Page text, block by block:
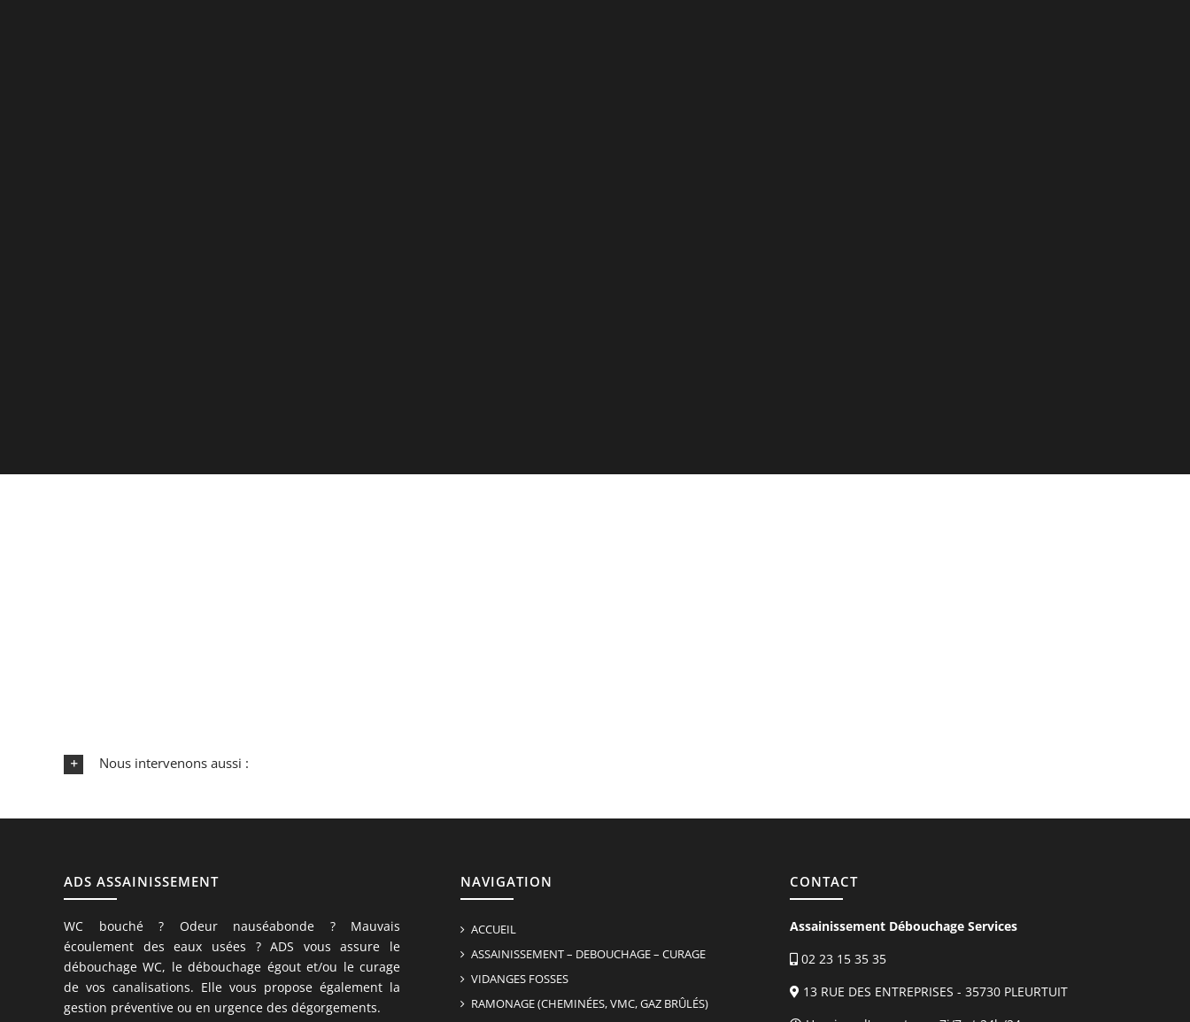
Nous intervenons aussi :
ADS ASSAINISSEMENT
WC bouché ? Odeur nauséabonde ? Mauvais
écoulement des eaux usées ? ADS vous assure le
débouchage WC, le débouchage égout et/ou le curage
de vos canalisations. Elle vous propose également la
gestion préventive ou en urgence des dégorgements.
NAVIGATION
ACCUEIL
ASSAINISSEMENT – DEBOUCHAGE – CURAGE
VIDANGES FOSSES
RAMONAGE (CHEMINÉES, VMC, GAZ BRÛLÉS)
CONTACT
Assainissement Débouchage Services
02 23 15 35 35
13 RUE DES ENTREPRISES - 35730 PLEURTUIT